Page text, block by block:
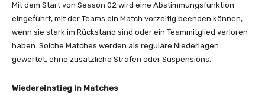
Mit dem Start von Season 02 wird eine Abstimmungsfunktion
eingeführt, mit der Teams ein Match vorzeitig beenden können,
wenn sie stark im Rückstand sind oder ein Teammitglied verloren
haben. Solche Matches werden als reguläre Niederlagen
gewertet, ohne zusätzliche Strafen oder Suspensions.
Wiedereinstieg in Matches